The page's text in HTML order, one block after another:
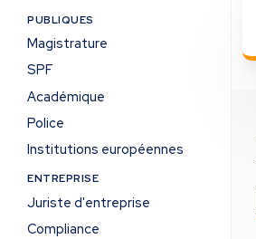
PUBLIQUES
Magistrature
SPF
Académique
Police
Institutions européennes
ENTREPRISE
Juriste d'entreprise
Compliance